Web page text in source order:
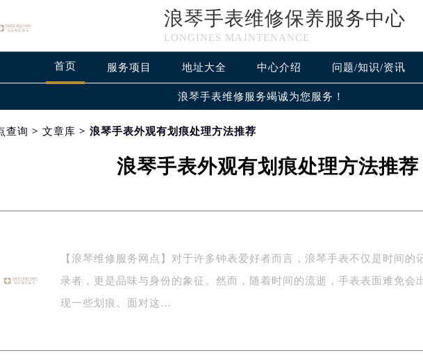
浪琴手表维修保养服务中心
LONGINES MAINTENANCE
首页 服务项目 地址大全 中心介绍 问题/知识/资讯
浪琴手表维修服务竭诚为您服务！
查询 > 文章库 > 浪琴手表外观有划痕处理方法推荐
浪琴手表外观有划痕处理方法推荐
【浪琴维修服务网点】对于许多钟表爱好者而言，浪琴手表不仅是时间的
录者，更是品味与身份的象征。然而，随着时间的流逝，手表表面难免会
现一些划痕。面对这…